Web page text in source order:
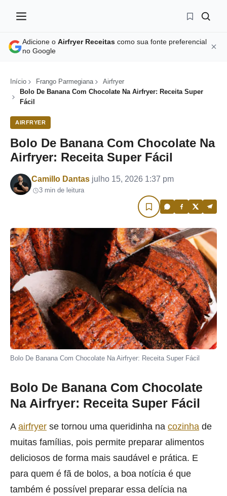
Adicione o Airfryer Receitas como sua fonte preferencial
no Google
Início Frango Parmegiana
Airfryer
Bolo De Banana Com Chocolate Na Airfryer: Receita Super
Fácil
AIRFRYER
Bolo De Banana Com Chocolate Na
Airfryer: Receita Super Fácil
Por
Camillo Dantas julho 15, 2026 1:37 pm
3 min de leitura
Bolo De Banana Com Chocolate Na Airfryer: Receita Super Fácil
Bolo De Banana Com Chocolate
Na Airfryer: Receita Super Fácil
Aairfryer se tornou uma queridinha na cozinha de
muitas famílias, pois permite preparar alimentos
deliciosos de forma mais saudável e prática. E
para quem é fã de bolos, a boa notícia é que
também é possível preparar essa delícia na